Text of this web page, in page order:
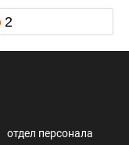
2
отдел персонала